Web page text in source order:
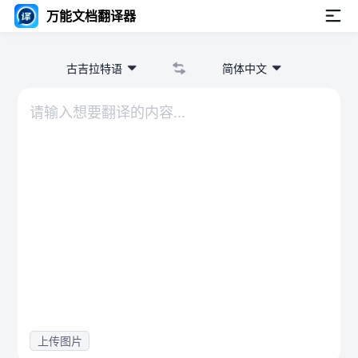
万能文档翻译器
古吉拉特语 简体中文
上传图片